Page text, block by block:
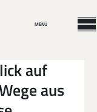
MENÜ
auf
aus